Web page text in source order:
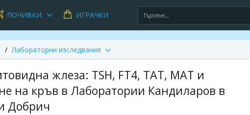
ПОЧИВКИ ИГРАЧКИ
Лабораторни изследвания
жлеза: TSH, FT4, TAT, MAT и
на кръв в Лаборатории Кандиларов в
Добрич